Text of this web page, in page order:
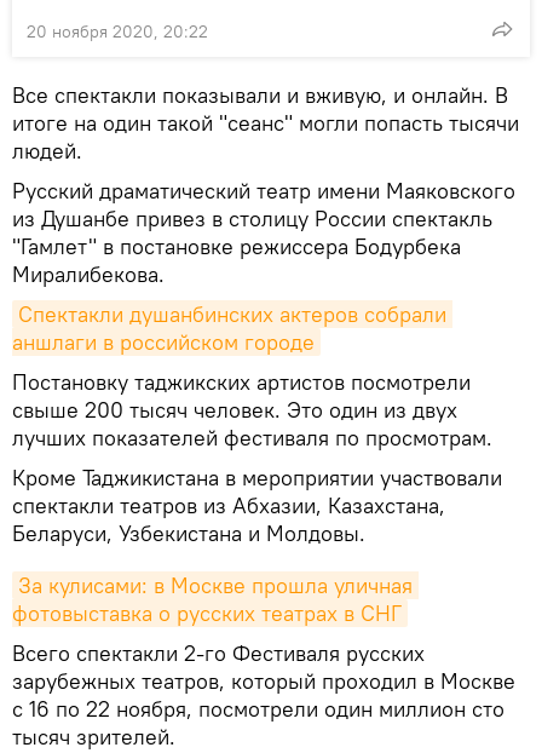
20 ноября 2020, 20:22
Все спектакли показывали и вживую, и онлайн. В
итоге на один такой "сеанс" могли попасть тысячи
людей.
Русский драматический театр имени Маяковского
из Душанбе привез в столицу России спектакль
"Гамлет" в постановке режиссера Бодурбека
Миралибекова.
Спектакли душанбинских актеров собрали
аншлаги в российском городе
Постановку таджикских артистов посмотрели
свыше 200 тысяч человек. Это один из двух
лучших показателей фестиваля по просмотрам.
Кроме Таджикистана в мероприятии участвовали
спектакли театров из Абхазии, Казахстана,
Беларуси, Узбекистана и Молдовы.
За кулисами: в Москве прошла уличная
фотовыставка о русских театрах в СНГ
Всего спектакли 2-го Фестиваля русских
зарубежных театров, который проходил в Москве
с 16 по 22 ноября, посмотрели один миллион сто
тысяч зрителей.